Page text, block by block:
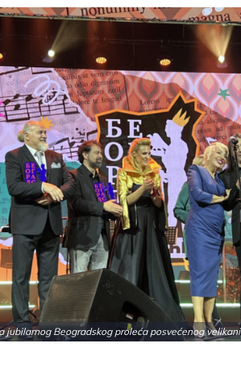
jubilarnog Beogradskog proleća posvećenog